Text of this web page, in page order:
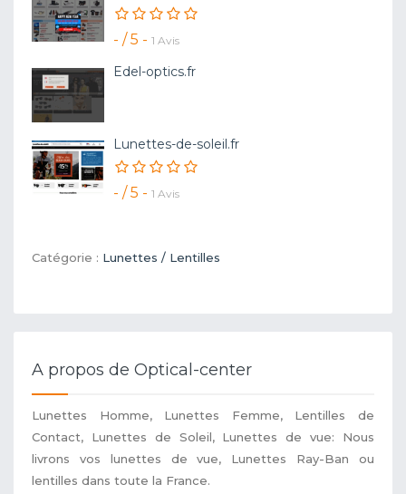
- / 5 - 1 Avis
Edel-optics.fr
Lunettes-de-soleil.fr
- / 5 - 1 Avis
Catégorie : Lunettes / Lentilles
A propos de Optical-center
Lunettes Homme, Lunettes Femme, Lentilles de
Contact, Lunettes de Soleil, Lunettes de vue: Nous
livrons vos lunettes de vue, Lunettes Ray-Ban ou
lentilles dans toute la France.